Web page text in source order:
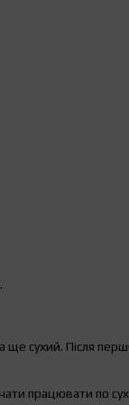
сухий. Після
працювати по